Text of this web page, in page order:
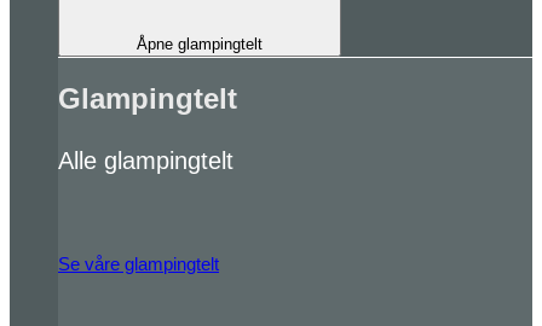
Åpne glampingtelt
Glampingtelt
Alle glampingtelt
Se våre glampingtelt